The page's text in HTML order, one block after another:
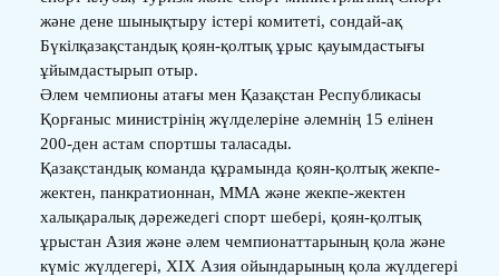
және дене шынықтыру істері комитеті, сондай-ақ
Бүкілқазақстандық қоян-қолтық ұрыс қауымдастығы
ұйымдастырып отыр.
Әлем чемпионы атағы мен Қазақстан Республикасы
Қорғаныс министрінің жүлделеріне әлемнің 15 елінен
200-ден астам спортшы таласады.
Қазақстандық команда құрамында қоян-қолтық жекпе-
жектен, панкратионнан, ММА және жекпе-жектен
халықаралық дәрежедегі спорт шебері, қоян-қолтық
ұрыстан Азия және әлем чемпионаттарының қола және
күміс жүлдегері, ХІХ Азия ойындарының қола жүлдегері